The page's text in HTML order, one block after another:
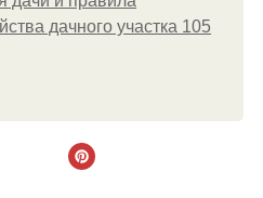
дачного участка 105